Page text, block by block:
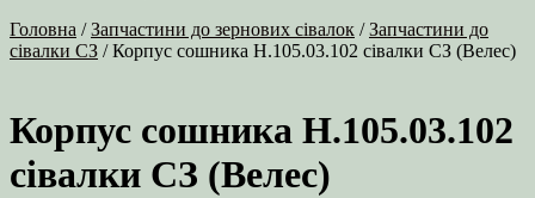
Головна /Запчастини до зернових сівалок /Запчастини до
сівалки СЗ / Корпус сошника Н.105.03.102 сівалки СЗ (Велес)
Корпус сошника Н.105.03.102
сівалки СЗ (Велес)